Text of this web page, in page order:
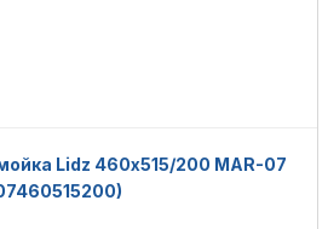
Lidz 460х515/200 MAR-07